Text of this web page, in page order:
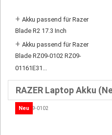
+ Akku passend für Razer
Blade R2 17.3 Inch
+ Akku passend für Razer
Blade RZ09-0102 RZ09-
01161E31...
RAZER Laptop Akku
Neu